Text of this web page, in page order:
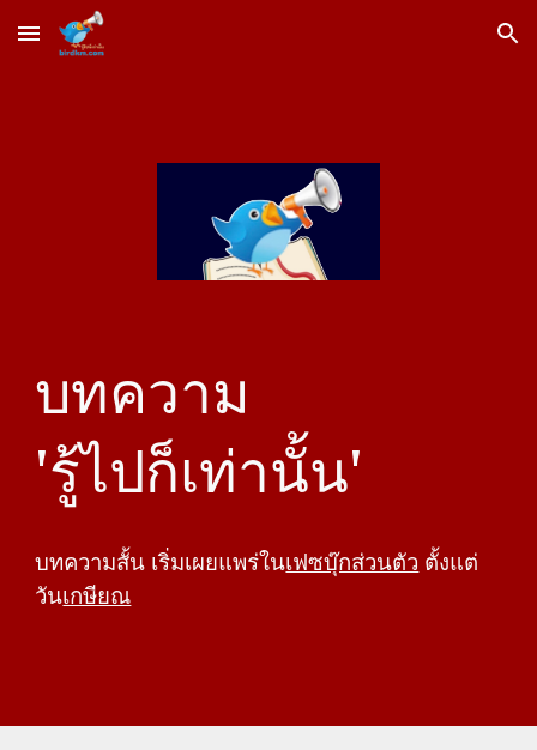
Skip to main content Skip to navigation
บทความ
'รู้ไปก็เท่านั้น'
บทความสั้น เริ่มเผยแพร่ในเฟซบุ๊กส่วนตัว ตั้งแต่
วันเกษียณ